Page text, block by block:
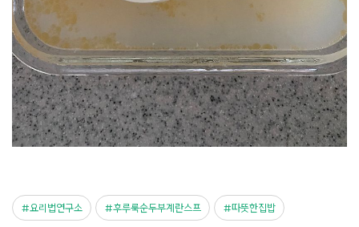
요리법연구소 후루룩순두부계란스프 따뜻한집밥